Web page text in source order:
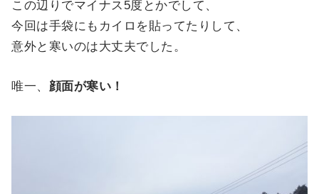
この辺りでマイナス5度とかでして、
今回は手袋にもカイロを貼ってたりして、
意外と寒いのは大丈夫でした。
唯一、 顔面が寒い！